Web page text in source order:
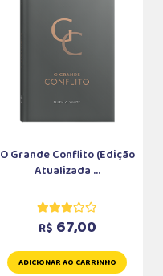
O Grande Conflito (Edição
Atualizada ...
R$ 67,00
ADICIONAR AO CARRINHO